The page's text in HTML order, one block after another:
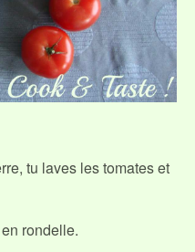
tu laves les tomates et
rondelle.